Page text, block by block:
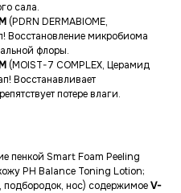
сала.
(PDRN DERMABIOME,
Восстановление микробиома
флоры.
(MOIST-7 COMPLEX, Церамид
Восстанавливает
потере влаги.
пенкой Smart Foam Peeling
PH Balance Toning Lotion;
подбородок, нос) содержимоеV-